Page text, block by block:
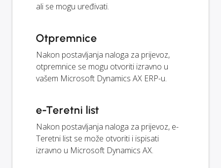
ali se mogu uređivati.
Otpremnice
Nakon postavljanja naloga za prijevoz,
otpremnice se mogu otvoriti izravno u
vašem Microsoft Dynamics AX ERP-u.
e-Teretni list
Nakon postavljanja naloga za prijevoz, e-
Teretni list se može otvoriti i ispisati
izravno u Microsoft Dynamics AX.